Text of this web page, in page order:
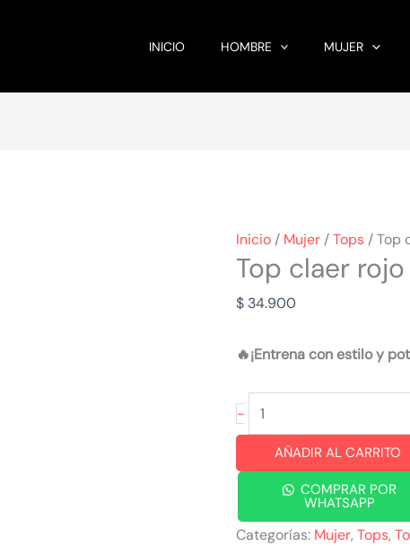
INICIO HOMBRE MUJER
Inicio/ Mujer/Tops/ Top
Top claer rojo
$ 34.900
🔥¡Entrena con estilo y
-
Top
claer
cantidad
AÑADIR AL CARRITO
COMPRAR POR
WHATSAPP
Categorías: Mujer,Tops,